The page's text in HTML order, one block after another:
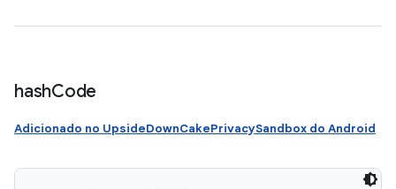
hashCode
Adicionado no UpsideDownCakePrivacySandbox do Android